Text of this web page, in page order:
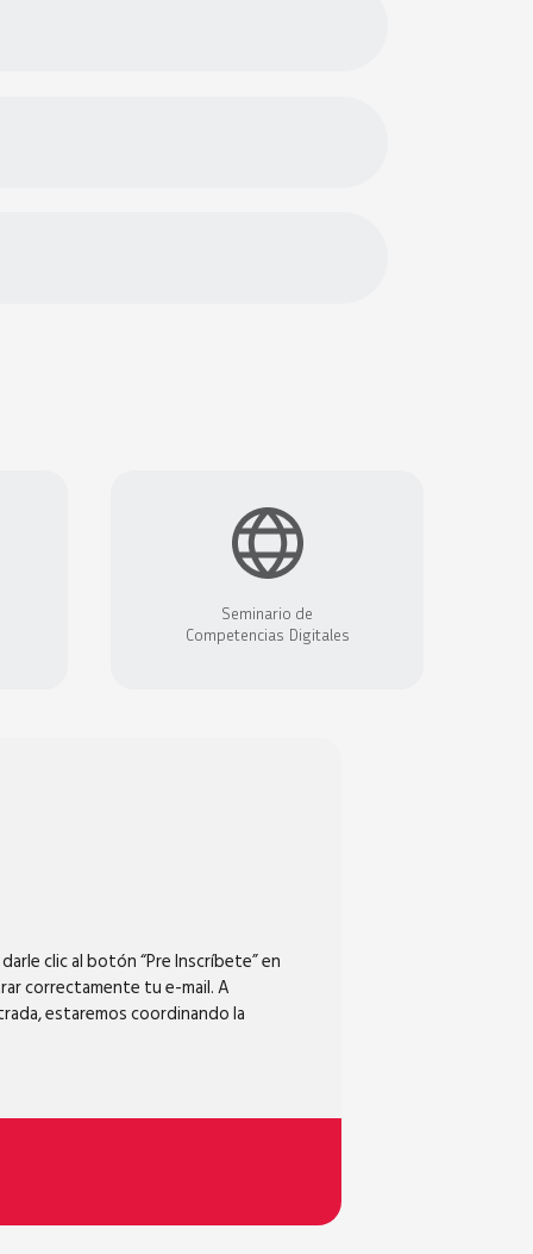
Seminario de
Competencias Digitales
clic al botón “Pre Inscríbete” en
correctamente tu e-mail. A
estaremos coordinando la